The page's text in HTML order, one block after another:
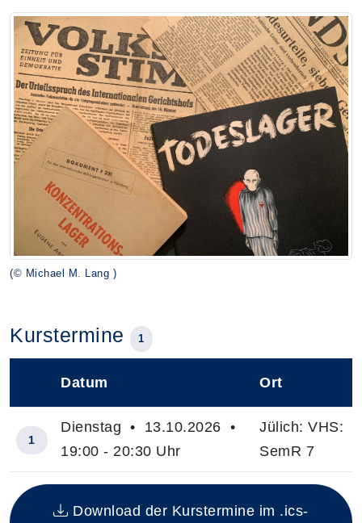
(© Michael M. Lang )
Kurstermine 1
Insgesamt gibt es 1 Termine zum diesen Kurs
Datum Ort
1
Dienstag • 13.10.2026 •
19:00 - 20:30 Uhr
Jülich: VHS:
SemR 7
Download der Kurstermine im .ics-